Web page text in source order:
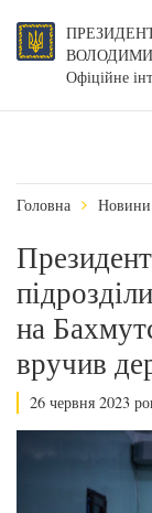
Офіційне
Головна Новини
на
вручив
26 червня 2023